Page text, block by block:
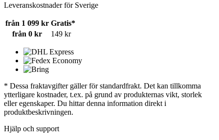
Leveranskostnader för Sverige
från 1 099 kr Gratis*
från 0 kr
149 kr
* Dessa fraktavgifter gäller för standardfrakt. Det kan tillkomma
ytterligare kostnader, t.ex. på grund av produkternas vikt, storlek
eller egenskaper. Du hittar denna information direkt i
produktbeskrivningen.
Hjälp och support